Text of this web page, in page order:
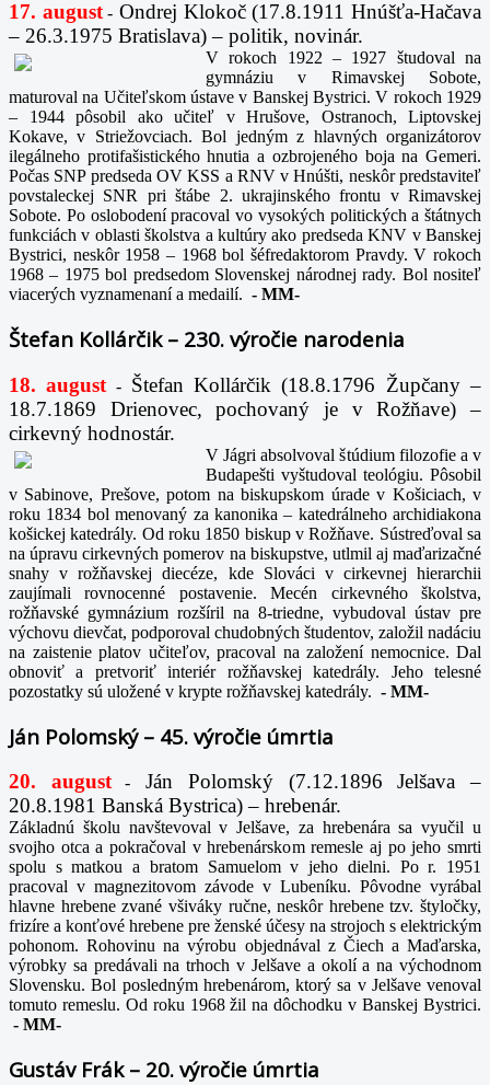
17. august- Ondrej Klokoč (17.8.1911 Hnúšťa-Hačava
– 26.3.1975 Bratislava) – politik, novinár.
V rokoch 1922 – 1927 študoval na
gymnáziu v Rimavskej Sobote,
maturoval na Učiteľskom ústave v Banskej Bystrici. V rokoch 1929
– 1944 pôsobil ako učiteľ v Hrušove, Ostranoch, Liptovskej
Kokave, v Striežovciach. Bol jedným z hlavných organizátorov
ilegálneho protifašistického hnutia a ozbrojeného boja na Gemeri.
Počas SNP predseda OV KSS a RNV v Hnúšti, neskôr predstaviteľ
povstaleckej SNR pri štábe 2. ukrajinského frontu v Rimavskej
Sobote. Po oslobodení pracoval vo vysokých politických a štátnych
funkciách v oblasti školstva a kultúry ako predseda KNV v Banskej
Bystrici, neskôr 1958 – 1968 bol šéfredaktorom Pravdy. V rokoch
1968 – 1975 bol predsedom Slovenskej národnej rady. Bol nositeľ
viacerých vyznamenaní a medailí. - MM-
Štefan Kollárčik – 230. výročie narodenia
18. august -
Štefan Kollárčik (18.8.1796 Župčany –
18.7.1869 Drienovec, pochovaný je v Rožňave) –
cirkevný hodnostár.
V Jágri absolvoval štúdium filozofie a v
Budapešti vyštudoval teológiu. Pôsobil
v Sabinove, Prešove, potom na biskupskom úrade v Košiciach, v
roku 1834 bol menovaný za kanonika – katedrálneho archidiakona
košickej katedrály. Od roku 1850 biskup v Rožňave. Sústreďoval sa
na úpravu cirkevných pomerov na biskupstve, utlmil aj maďarizačné
snahy v rožňavskej diecéze, kde Slováci v cirkevnej hierarchii
zaujímali rovnocenné postavenie. Mecén cirkevného školstva,
rožňavské gymnázium rozšíril na 8-triedne, vybudoval ústav pre
výchovu dievčat, podporoval chudobných študentov, založil nadáciu
na zaistenie platov učiteľov, pracoval na založení nemocnice. Dal
obnoviť a pretvoriť interiér rožňavskej katedrály. Jeho telesné
pozostatky sú uložené v krypte rožňavskej katedrály. - MM-
Ján Polomský – 45. výročie úmrtia
20. august-
Ján Polomský (7.12.1896 Jelšava –
20.8.1981 Banská Bystrica) – hrebenár.
Základnú školu navštevoval v Jelšave, za hrebenára sa vyučil u
svojho otca a pokračoval v hrebenárskom remesle aj po jeho smrti
spolu s matkou a bratom Samuelom v jeho dielni. Po r. 1951
pracoval v magnezitovom závode v Lubeníku. Pôvodne vyrábal
hlavne hrebene zvané všiváky ručne, neskôr hrebene tzv. štyločky,
frizíre a konťové hrebene pre ženské účesy na strojoch s elektrickým
pohonom. Rohovinu na výrobu objednával z Čiech a Maďarska,
výrobky sa predávali na trhoch v Jelšave a okolí a na východnom
Slovensku. Bol posledným hrebenárom, ktorý sa v Jelšave venoval
tomuto remeslu. Od roku 1968 žil na dôchodku v Banskej Bystrici.
- MM-
Gustáv Frák – 20. výročie úmrtia